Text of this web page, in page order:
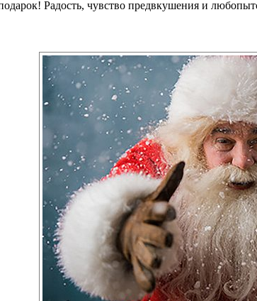
Радость, чувство предвкушения и